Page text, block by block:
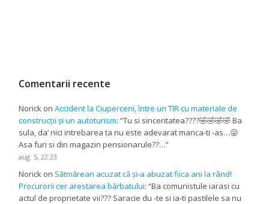
Comentarii recente
Norick onAccident la Ciuperceni, între un TIR cu materiale de
construcții și un autoturism: “Tu si sinceritatea????🤣🤣🤣🤣 Ba
sula, da’ nici intrebarea ta nu este adevarat manca-ti -as…😛
Asa furi si din magazin pensionarule??…”
aug. 5, 22:23
Norick on Sătmărean acuzat că și-a abuzat fiica ani la rând!
Procurorii cer arestarea bărbatului: “Ba comunistule iarasi cu
actul de proprietate vii??? Saracie du -te si ia-ti pastilele sa nu